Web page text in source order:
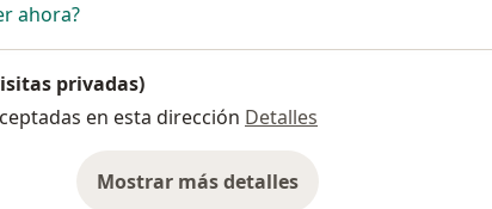
ahora?
privadas)
en esta dirección Detalles
Mostrar más detalles
sobre la dirección